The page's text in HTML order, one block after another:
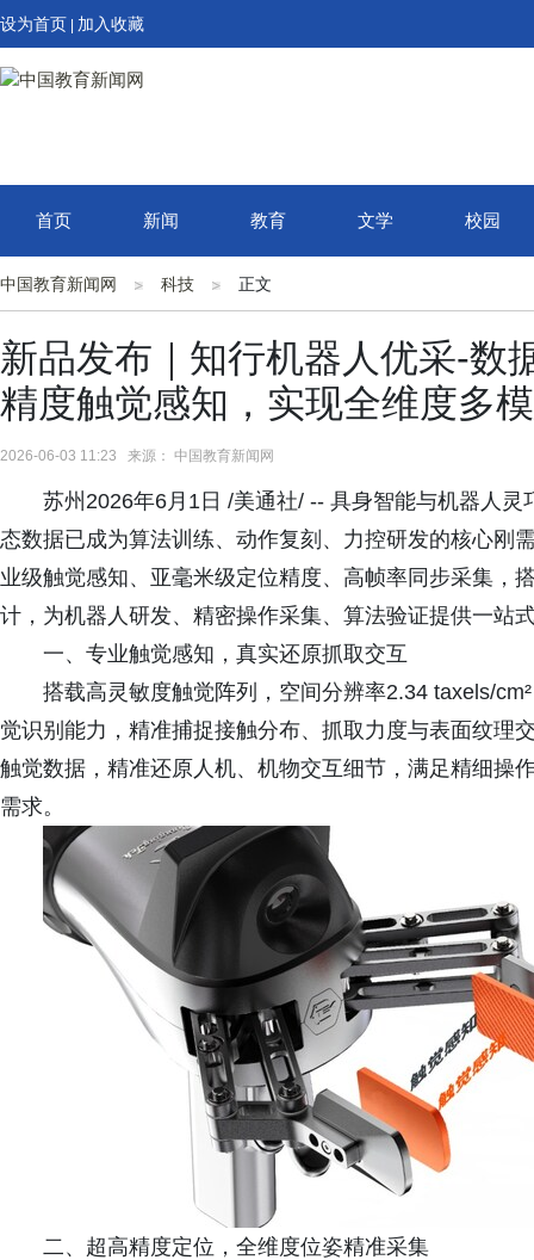
设为首页 加入收藏
首页 新闻 教育 文学 校园
中国教育新闻网 科技 正文
新品发布｜知行机器人优采-数
精度触觉感知，实现全维度多
2026-06-03 11:23 来源： 中国教育新闻网
苏州2026年6月1日 /美通社/ -- 具身智能与机器人
态数据已成为算法训练、动作复刻、力控研发的核心刚
业级触觉感知、亚毫米级定位精度、高帧率同步采集，
计，为机器人研发、精密操作采集、算法验证提供一站
一、专业触觉感知，真实还原抓取交互
搭载高灵敏度触觉阵列，空间分辨率2.34 taxels/
觉识别能力，精准捕捉接触分布、抓取力度与表面纹理
触觉数据，精准还原人机、机物交互细节，满足精细操
需求。
二、超高精度定位，全维度位姿精准采集